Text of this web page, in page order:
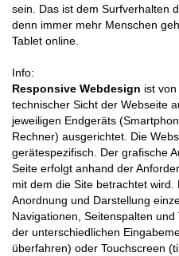
sein. Das ist dem Surfverhalten
denn immer mehr Menschen
Tablet online.
Info:
Responsive Webdesign ist
technischer Sicht der Webseite
jeweiligen Endgeräts
Rechner) ausgerichtet. Die
gerätespezifisch. Der grafische
Seite erfolgt anhand der
mit dem die Site betrachtet
Anordnung und Darstellung
Navigationen, Seitenspalten und
der unterschiedlichen
überfahren) oder Touchscreen